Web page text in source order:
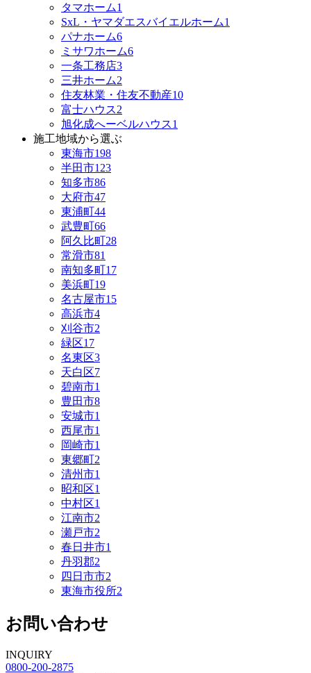
タマホーム1
SxL・ヤマダエスバイエルホーム1
パナホーム6
ミサワホーム6
一条工務店3
三井ホーム2
住友林業・住友不動産10
富士ハウス2
旭化成へーベルハウス1
施工地域から選ぶ
東海市198
半田市123
知多市86
大府市47
東浦町44
武豊町66
阿久比町28
常滑市81
南知多町17
美浜町19
名古屋市15
高浜市4
刈谷市2
緑区17
名東区3
天白区7
碧南市1
豊田市8
安城市1
西尾市1
岡崎市1
東郷町2
清州市1
昭和区1
中村区1
江南市2
瀬戸市2
春日井市1
丹羽郡2
四日市市2
東海市役所2
お問い合わせ
INQUIRY
0800-200-2875